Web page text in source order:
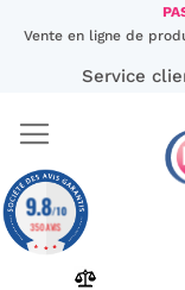
Vente en ligne de
Service
9.8/10
350 AVIS